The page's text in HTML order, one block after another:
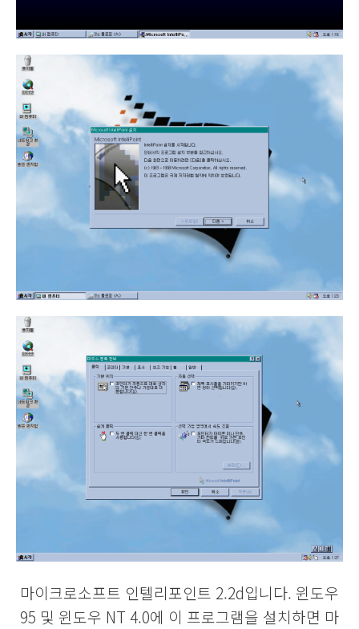
마이크로소프트 인텔리포인트 2.2d입니다. 윈도우
95 및 윈도우 NT 4.0에 이 프로그램을 설치하면 마